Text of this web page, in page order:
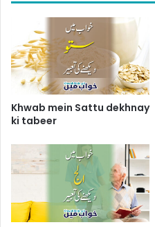
Khwab mein Sattu dekhnay
ki tabeer